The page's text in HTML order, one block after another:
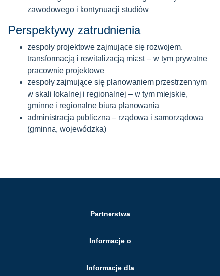
zawodowego i kontynuacji studiów
Perspektywy zatrudnienia
zespoły projektowe zajmujące się rozwojem,
transformacją i rewitalizacją miast – w tym prywatne
pracownie projektowe
zespoły zajmujące się planowaniem przestrzennym
w skali lokalnej i regionalnej – w tym miejskie,
gminne i regionalne biura planowania
administracja publiczna – rządowa i samorządowa
(gminna, wojewódzka)
Partnerstwa
Informacje o
Informacje dla